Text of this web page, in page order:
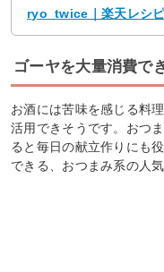
ryo_twice｜楽天レシ
ゴーヤを大量消費で
お酒には苦味を感じる料
活用できそうです。おつ
ると毎日の献立作りにも
できる、おつまみ系の人